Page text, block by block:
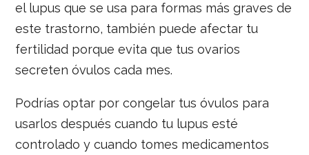
el lupus que se usa para formas más graves de
este trastorno, también puede afectar tu
fertilidad porque evita que tus ovarios
secreten óvulos cada mes.
Podrías optar por congelar tus óvulos para
usarlos después cuando tu lupus esté
controlado y cuando tomes medicamentos